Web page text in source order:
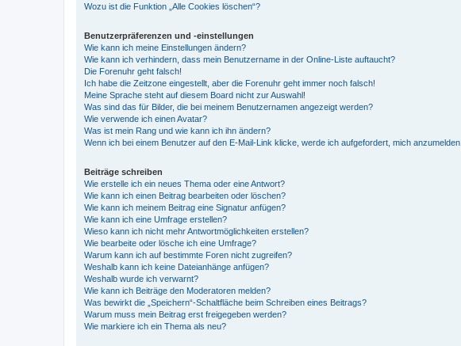
Wozu ist die Funktion „Alle Cookies löschen“?
Benutzerpräferenzen und -einstellungen
Wie kann ich meine Einstellungen ändern?
Wie kann ich verhindern, dass mein Benutzername in der Online-Liste auftaucht?
Die Forenuhr geht falsch!
Ich habe die Zeitzone eingestellt, aber die Forenuhr geht immer noch falsch!
Meine Sprache steht auf diesem Board nicht zur Auswahl!
Was sind das für Bilder, die bei meinem Benutzernamen angezeigt werden?
Wie verwende ich einen Avatar?
Was ist mein Rang und wie kann ich ihn ändern?
Wenn ich bei einem Benutzer auf den E-Mail-Link klicke, werde ich aufgefordert, mich anzumelden.
Beiträge schreiben
Wie erstelle ich ein neues Thema oder eine Antwort?
Wie kann ich einen Beitrag bearbeiten oder löschen?
Wie kann ich meinem Beitrag eine Signatur anfügen?
Wie kann ich eine Umfrage erstellen?
Wieso kann ich nicht mehr Antwortmöglichkeiten erstellen?
Wie bearbeite oder lösche ich eine Umfrage?
Warum kann ich auf bestimmte Foren nicht zugreifen?
Weshalb kann ich keine Dateianhänge anfügen?
Weshalb wurde ich verwarnt?
Wie kann ich Beiträge den Moderatoren melden?
Was bewirkt die „Speichern“-Schaltfläche beim Schreiben eines Beitrags?
Warum muss mein Beitrag erst freigegeben werden?
Wie markiere ich ein Thema als neu?